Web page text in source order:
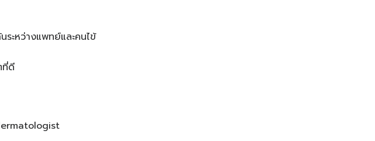
ระหว่างแพทย์และคนไข้
ที่ดี